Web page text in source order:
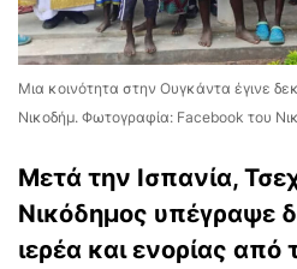
Μια κοινότητα στην Ουγκάντα ​​έγινε
Νικοδήμ. Φωτογραφία: Facebook του
Μετά την Ισπανία,
Νικόδημος υπέγραψε
ιερέα και ενορίας